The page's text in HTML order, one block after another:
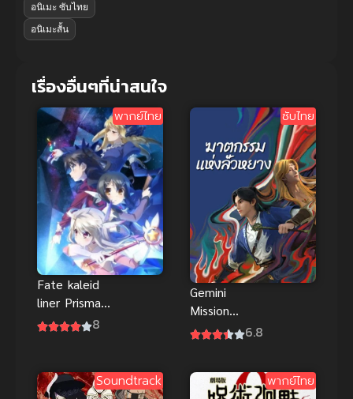
อนิเมะ ซับไทย
อนิเมะสั้น
เรื่องอื่นๆที่น่าสนใจ
พากย์ไทย
Fate kaleid
liner Prisma
Illya สาวน้อย
8
ซับไทย
Gemini
Mission
(2023)
ไทย อนิเมะ
6.8
Soundtrack พากย์ไทย